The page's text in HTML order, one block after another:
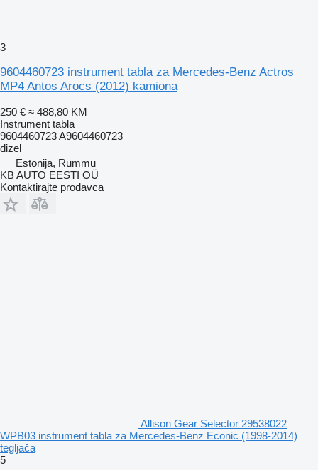
3
9604460723 instrument tabla za Mercedes-Benz Actros
MP4 Antos Arocs (2012) kamiona
250 € ≈ 488,80 KM
Instrument tabla
9604460723 A9604460723
dizel
Estonija, Rummu
KB AUTO EESTI OÜ
Kontaktirajte prodavca
Allison Gear Selector 29538022
WPB03 instrument tabla za Mercedes-Benz Econic (1998-2014)
tegljača
5